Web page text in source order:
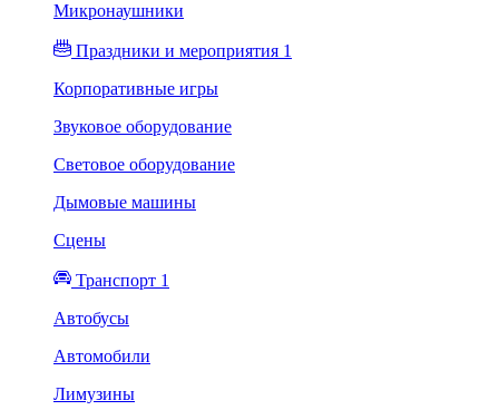
Микронаушники
Праздники и мероприятия 1
Корпоративные игры
Звуковое оборудование
Световое оборудование
Дымовые машины
Сцены
Транспорт 1
Автобусы
Автомобили
Лимузины